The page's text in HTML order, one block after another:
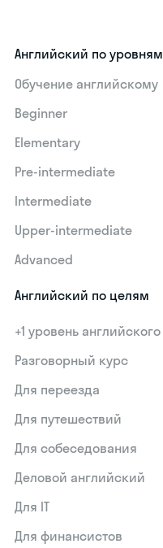
Английский по уровням
Обучение английскому
Beginner
Elementary
Pre-intermediate
Intermediate
Upper-intermediate
Advanced
Английский по целям
+1 уровень английского
Разговорный курс
Для переезда
Для путешествий
Для собеседования
Деловой английский
Для IT
Для финансистов